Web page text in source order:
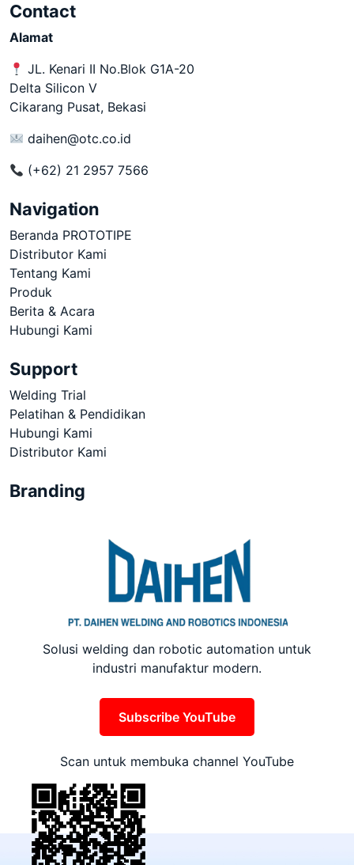
Contact
Alamat
JL. Kenari II No.Blok G1A-20
Delta Silicon V
Cikarang Pusat, Bekasi
daihen@otc.co.id
(+62) 21 2957 7566
Navigation
Beranda PROTOTIPE
Distributor Kami
Tentang Kami
Produk
Berita & Acara
Hubungi Kami
Support
Welding Trial
Pelatihan & Pendidikan
Hubungi Kami
Distributor Kami
Branding
Solusi welding dan robotic automation untuk
industri manufaktur modern.
Subscribe YouTube
Scan untuk membuka channel YouTube